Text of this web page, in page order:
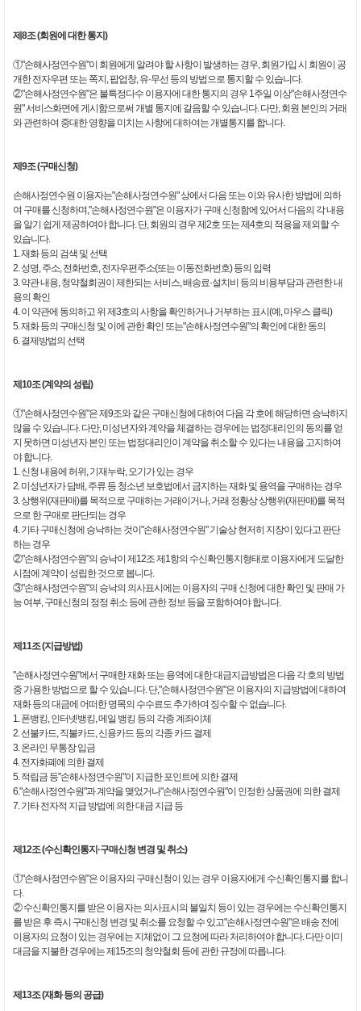
제8조 (회원에 대한 통지)
①"손해사정연수원"이 회원에게 알려야 할 사항이 발생하는 경우, 회원가입 시 회원이 공
개한 전자우편 또는 쪽지, 팝업창, 유·무선 등의 방법으로 통지할 수 있습니다.
②"손해사정연수원"은 불특정다수 이용자에 대한 통지의 경우 1주일 이상"손해사정연수
원" 서비스화면에 게시함으로써 개별 통지에 갈음할 수 있습니다. 다만, 회원 본인의 거래
와 관련하여 중대한 영향을 미치는 사항에 대하여는 개별통지를 합니다.
제9조 (구매신청)
손해사정연수원 이용자는"손해사정연수원" 상에서 다음 또는 이와 유사한 방법에 의하
여 구매를 신청하며,"손해사정연수원"은 이용자가 구매 신청함에 있어서 다음의 각 내용
을 알기 쉽게 제공하여야 합니다. 단, 회원의 경우 제2호 또는 제4호의 적용을 제외할 수
있습니다.
1. 재화 등의 검색 및 선택
2. 성명, 주소, 전화번호, 전자우편주소(또는 이동전화번호) 등의 입력
3. 약관 내용, 청약철회권이 제한되는 서비스, 배송료·설치비 등의 비용부담과 관련한 내
용의 확인
4. 이 약관에 동의하고 위 제3호의 사항을 확인하거나 거부하는 표시(예, 마우스 클릭)
5. 재화 등의 구매신청 및 이에 관한 확인 또는"손해사정연수원"의 확인에 대한 동의
6. 결제방법의 선택
제10조 (계약의 성립)
①"손해사정연수원"은 제9조와 같은 구매신청에 대하여 다음 각 호에 해당하면 승낙하지
않을 수 있습니다. 다만, 미성년자와 계약을 체결하는 경우에는 법정대리인의 동의를 얻
지 못하면 미성년자 본인 또는 법정대리인이 계약을 취소할 수 있다는 내용을 고지하여
야 합니다.
1. 신청 내용에 허위, 기재누락, 오기가 있는 경우
2. 미성년자가 담배, 주류 등 청소년 보호법에서 금지하는 재화 및 용역을 구매하는 경우
3. 상행위(재판매)를 목적으로 구매하는 거래이거나, 거래 정황상 상행위(재판매)를 목적
으로 한 구매로 판단되는 경우
4. 기타 구매신청에 승낙하는 것이"손해사정연수원" 기술상 현저히 지장이 있다고 판단
하는 경우
②"손해사정연수원"의 승낙이 제12조 제1항의 수신확인통지형태로 이용자에게 도달한
시점에 계약이 성립한 것으로 봅니다.
③"손해사정연수원"의 승낙의 의사표시에는 이용자의 구매 신청에 대한 확인 및 판매 가
능 여부, 구매신청의 정정 취소 등에 관한 정보 등을 포함하여야 합니다.
제11조 (지급방법)
"손해사정연수원"에서 구매한 재화 또는 용역에 대한 대금지급방법은 다음 각 호의 방법
중 가용한 방법으로 할 수 있습니다. 단,"손해사정연수원"은 이용자의 지급방법에 대하여
재화 등의 대금에 어떠한 명목의 수수료도 추가하여 징수할 수 없습니다.
1. 폰뱅킹, 인터넷뱅킹, 메일 뱅킹 등의 각종 계좌이체
2. 선불카드, 직불카드, 신용카드 등의 각종 카드 결제
3. 온라인 무통장 입금
4. 전자화폐에 의한 결제
5. 적립금 등"손해사정연수원"이 지급한 포인트에 의한 결제
6."손해사정연수원"과 계약을 맺었거나"손해사정연수원"이 인정한 상품권에 의한 결제
7. 기타 전자적 지급 방법에 의한 대금 지급 등
제12조 (수신확인통지·구매신청 변경 및 취소)
①"손해사정연수원"은 이용자의 구매신청이 있는 경우 이용자에게 수신확인통지를 합니
다.
② 수신확인통지를 받은 이용자는 의사표시의 불일치 등이 있는 경우에는 수신확인통지
를 받은 후 즉시 구매신청 변경 및 취소를 요청할 수 있고"손해사정연수원"은 배송 전에
이용자의 요청이 있는 경우에는 지체없이 그 요청에 따라 처리하여야 합니다. 다만 이미
대금을 지불한 경우에는 제15조의 청약철회 등에 관한 규정에 따릅니다.
제13조 (재화 등의 공급)